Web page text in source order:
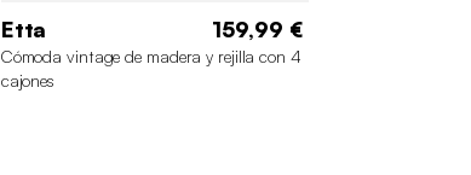
Etta 159,99 €
Cómoda vintage de madera y rejilla con 4
cajones